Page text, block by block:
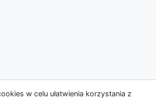
w celu ułatwienia korzystania z